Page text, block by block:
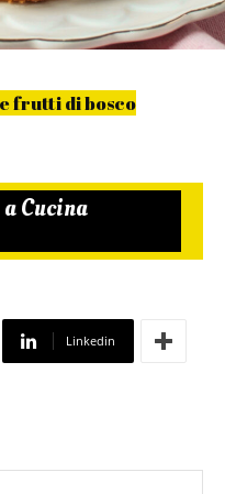
frutti di bosco
Cucina
Linkedin